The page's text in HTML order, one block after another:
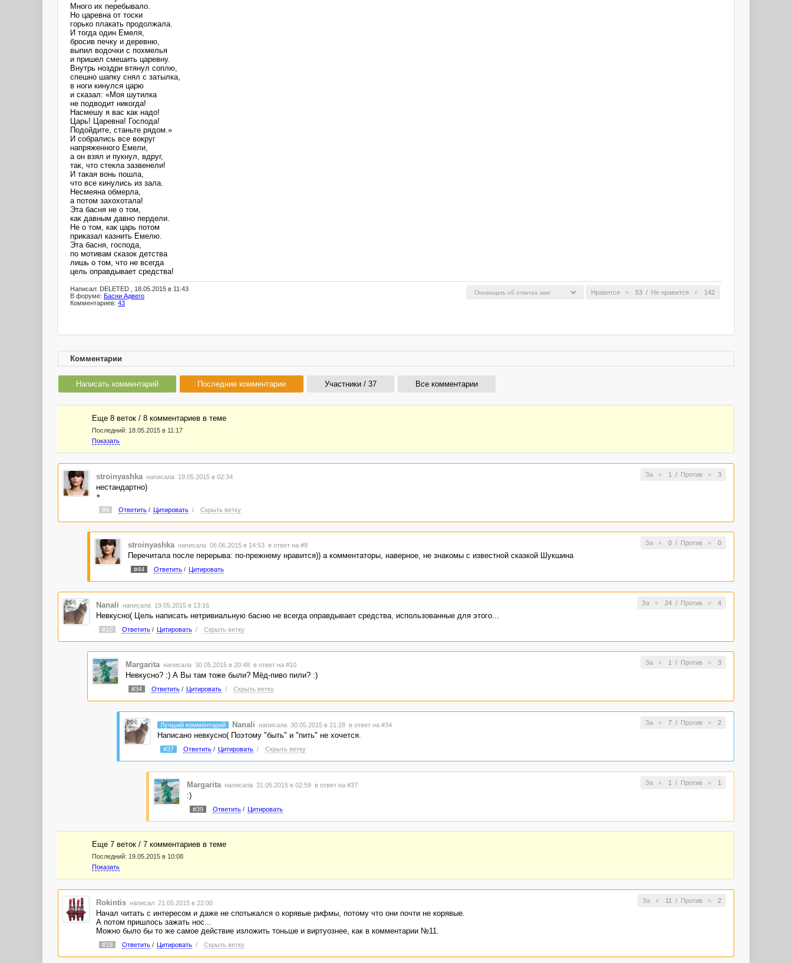
Много их перебывало.
Но царевна от тоски
горько плакать продолжала.
И тогда один Емеля,
бросив печку и деревню,
выпил водочки с похмелья
и пришел смешить царевну.
Внутрь ноздри втянул соплю,
спешно шапку снял с затылка,
в ноги кинулся царю
и сказал: «Моя шутилка
не подводит никогда!
Насмешу я вас как надо!
Царь! Царевна! Господа!
Подойдите, станьте рядом.»
И собрались все вокруг
напряженного Емели,
а он взял и пукнул, вдруг,
так, что стекла зазвенели!
И такая вонь пошла,
что все кинулись из зала.
Несмеяна обмерла,
а потом захохотала!
Эта басня не о том,
как давным давно пердели.
Не о том, как царь потом
приказал казнить Емелю.
Эта басня, господа,
по мотивам сказок детства
лишь о том, что не всегда
цель оправдывает средства!
Нравится 53 / Не нравится 142
Написал: DELETED , 18.05.2015 в 11:43
В форуме: Басни Адвего
Комментариев: 43
Комментарии
Написать комментарий Последние комментарии Участники / 37 Все комментарии
Еще 8 веток / 8 комментариев в темe
Последний: 18.05.2015 в 11:17
Показать
За 1 / Против 3
stroinyashka написала 19.05.2015 в 02:34
нестандартно)
+
#9 Ответить/ Цитировать / Скрыть ветку
За 0/ Против 0
stroinyashka написала 06.06.2015 в 14:53 в ответ на #9
Перечитала после перерыва: по-прежнему нравится)) а комментаторы, наверное, не знакомы с известной сказкой Шукшина
#44 Ответить/ Цитировать
За 24/ Против 4
Nanali написала 19.05.2015 в 13:16
Невкусно( Цель написать нетривиальную басню не всегда оправдывает средства, использованные для этого...
#10 Ответить/ Цитировать / Скрыть ветку
За 1 / Против 3
Margarita написала 30.05.2015 в 20:48 в ответ на #10
Невкусно? :) А Вы там тоже были? Мёд-пиво пили? :)
#34 Ответить/ Цитировать / Скрыть ветку
За 7/ Против 2
Лучший комментарий Nanali написала 30.05.2015 в 21:28 в ответ на #34
Написано невкусно( Поэтому "быть" и "пить" не хочется.
#37 Ответить/ Цитировать / Скрыть ветку
За 1 / Против 1
Margarita написала 31.05.2015 в 02:59 в ответ на #37
:)
#39 Ответить/ Цитировать
Еще 7 веток / 7 комментариев в темe
Последний: 19.05.2015 в 10:08
Показать
За 11 / Против 2
Rokintis написал 21.05.2015 в 22:00
Начал читать с интересом и даже не спотыкался о корявые рифмы, потому что они почти не корявые.
А потом пришлось зажать нос...
Можно было бы то же самое действие изложить тоньше и виртуознее, как в комментарии №11.
#19 Ответить/ Цитировать / Скрыть ветку